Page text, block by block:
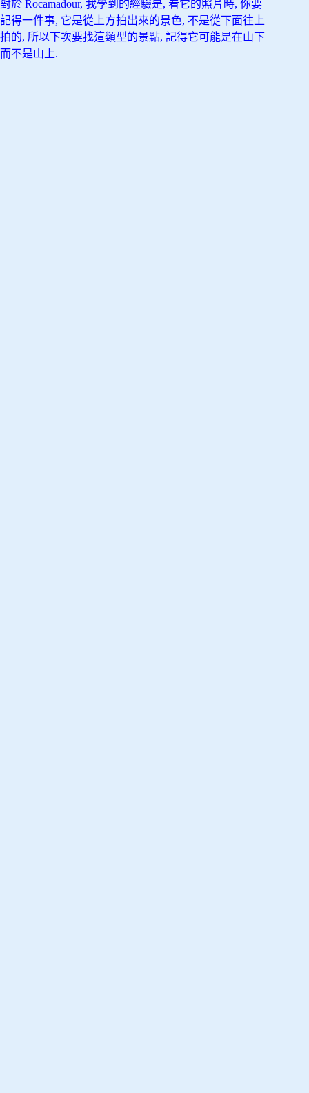
對於 Rocamadour, 我學到的經驗是, 看它的照片時, 你要
記得一件事, 它是從上方拍出來的景色, 不是從下面往上
拍的, 所以下次要找這類型的景點, 記得它可能是在山下
而不是山上.